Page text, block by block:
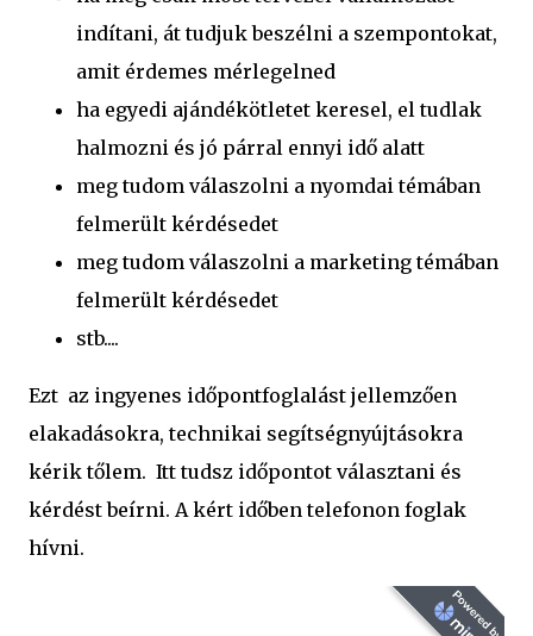
indítani, át tudjuk beszélni a szempontokat,
amit érdemes mérlegelned
ha egyedi ajándékötletet keresel, el tudlak
halmozni és jó párral ennyi idő alatt
meg tudom válaszolni a nyomdai témában
felmerült kérdésedet
meg tudom válaszolni a marketing témában
felmerült kérdésedet
stb....
Ezt az ingyenes időpontfoglalást jellemzően
elakadásokra, technikai segítségnyújtásokra
kérik tőlem. Itt tudsz időpontot választani és
kérdést beírni. A kért időben telefonon foglak
hívni.